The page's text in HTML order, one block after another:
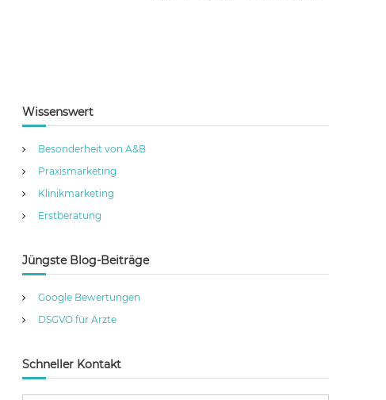
Wissenswert
Besonderheit von A&B
Praxismarketing
Klinikmarketing
Erstberatung
Jüngste Blog-Beiträge
Google Bewertungen
DSGVO für Ärzte
Schneller Kontakt